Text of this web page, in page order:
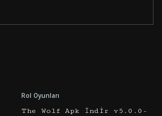
Rol Oyunları
The Wolf Apk İndir v5.0.0-